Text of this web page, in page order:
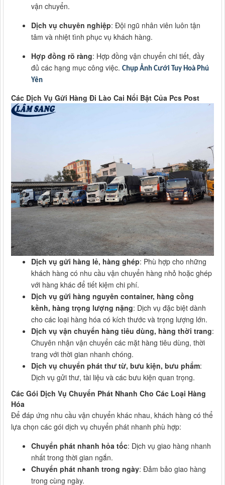
vận chuyển.
Dịch vụ chuyên nghiệp: Đội ngũ nhân viên luôn tận
tâm và nhiệt tình phục vụ khách hàng.
Hợp đồng rõ ràng: Hợp đồng vận chuyển chi tiết, đầy
đủ các hạng mục công việc. Chụp Ảnh Cưới Tuy Hoà Phú
Yên
Các Dịch Vụ Gửi Hàng Đi Lào Cai Nổi Bật Của Pcs Post
Dịch vụ gửi hàng lẻ, hàng ghép: Phù hợp cho những
khách hàng có nhu cầu vận chuyển hàng nhỏ hoặc ghép
với hàng khác để tiết kiệm chi phí.
Dịch vụ gửi hàng nguyên container, hàng cồng
kềnh, hàng trọng lượng nặng: Dịch vụ đặc biệt dành
cho các loại hàng hóa có kích thước và trọng lượng lớn.
Dịch vụ vận chuyển hàng tiêu dùng, hàng thời trang:
Chuyên nhận vận chuyển các mặt hàng tiêu dùng, thời
trang với thời gian nhanh chóng.
Dịch vụ chuyển phát thư từ, bưu kiện, bưu phẩm:
Dịch vụ gửi thư, tài liệu và các bưu kiện quan trọng.
Các Gói Dịch Vụ Chuyển Phát Nhanh Cho Các Loại Hàng
Hóa
Để đáp ứng nhu cầu vận chuyển khác nhau, khách hàng có thể
lựa chọn các gói dịch vụ chuyển phát nhanh phù hợp:
Chuyển phát nhanh hỏa tốc: Dịch vụ giao hàng nhanh
nhất trong thời gian ngắn.
Chuyển phát nhanh trong ngày: Đảm bảo giao hàng
trong cùng ngày.